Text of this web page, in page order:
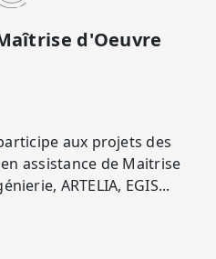
d'Oeuvre
aux projets des
assistance de Maitrise
ARTELIA, EGIS...